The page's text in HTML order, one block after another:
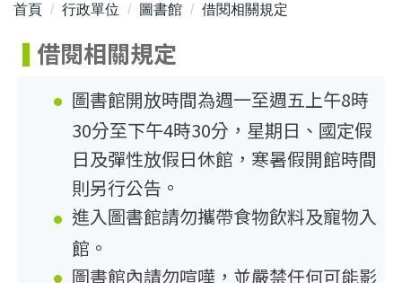
首頁 行政單位 圖書館 借閱相關規定
借閱相關規定
圖書館開放時間為週一至週五上午8時
30分至下午4時30分，星期日、國定假
日及彈性放假日休館，寒暑假開館時間
則另行公告。
進入圖書館請勿攜帶食物飲料及寵物入
館。
圖書館內請勿喧嘩，並嚴禁任何可能影